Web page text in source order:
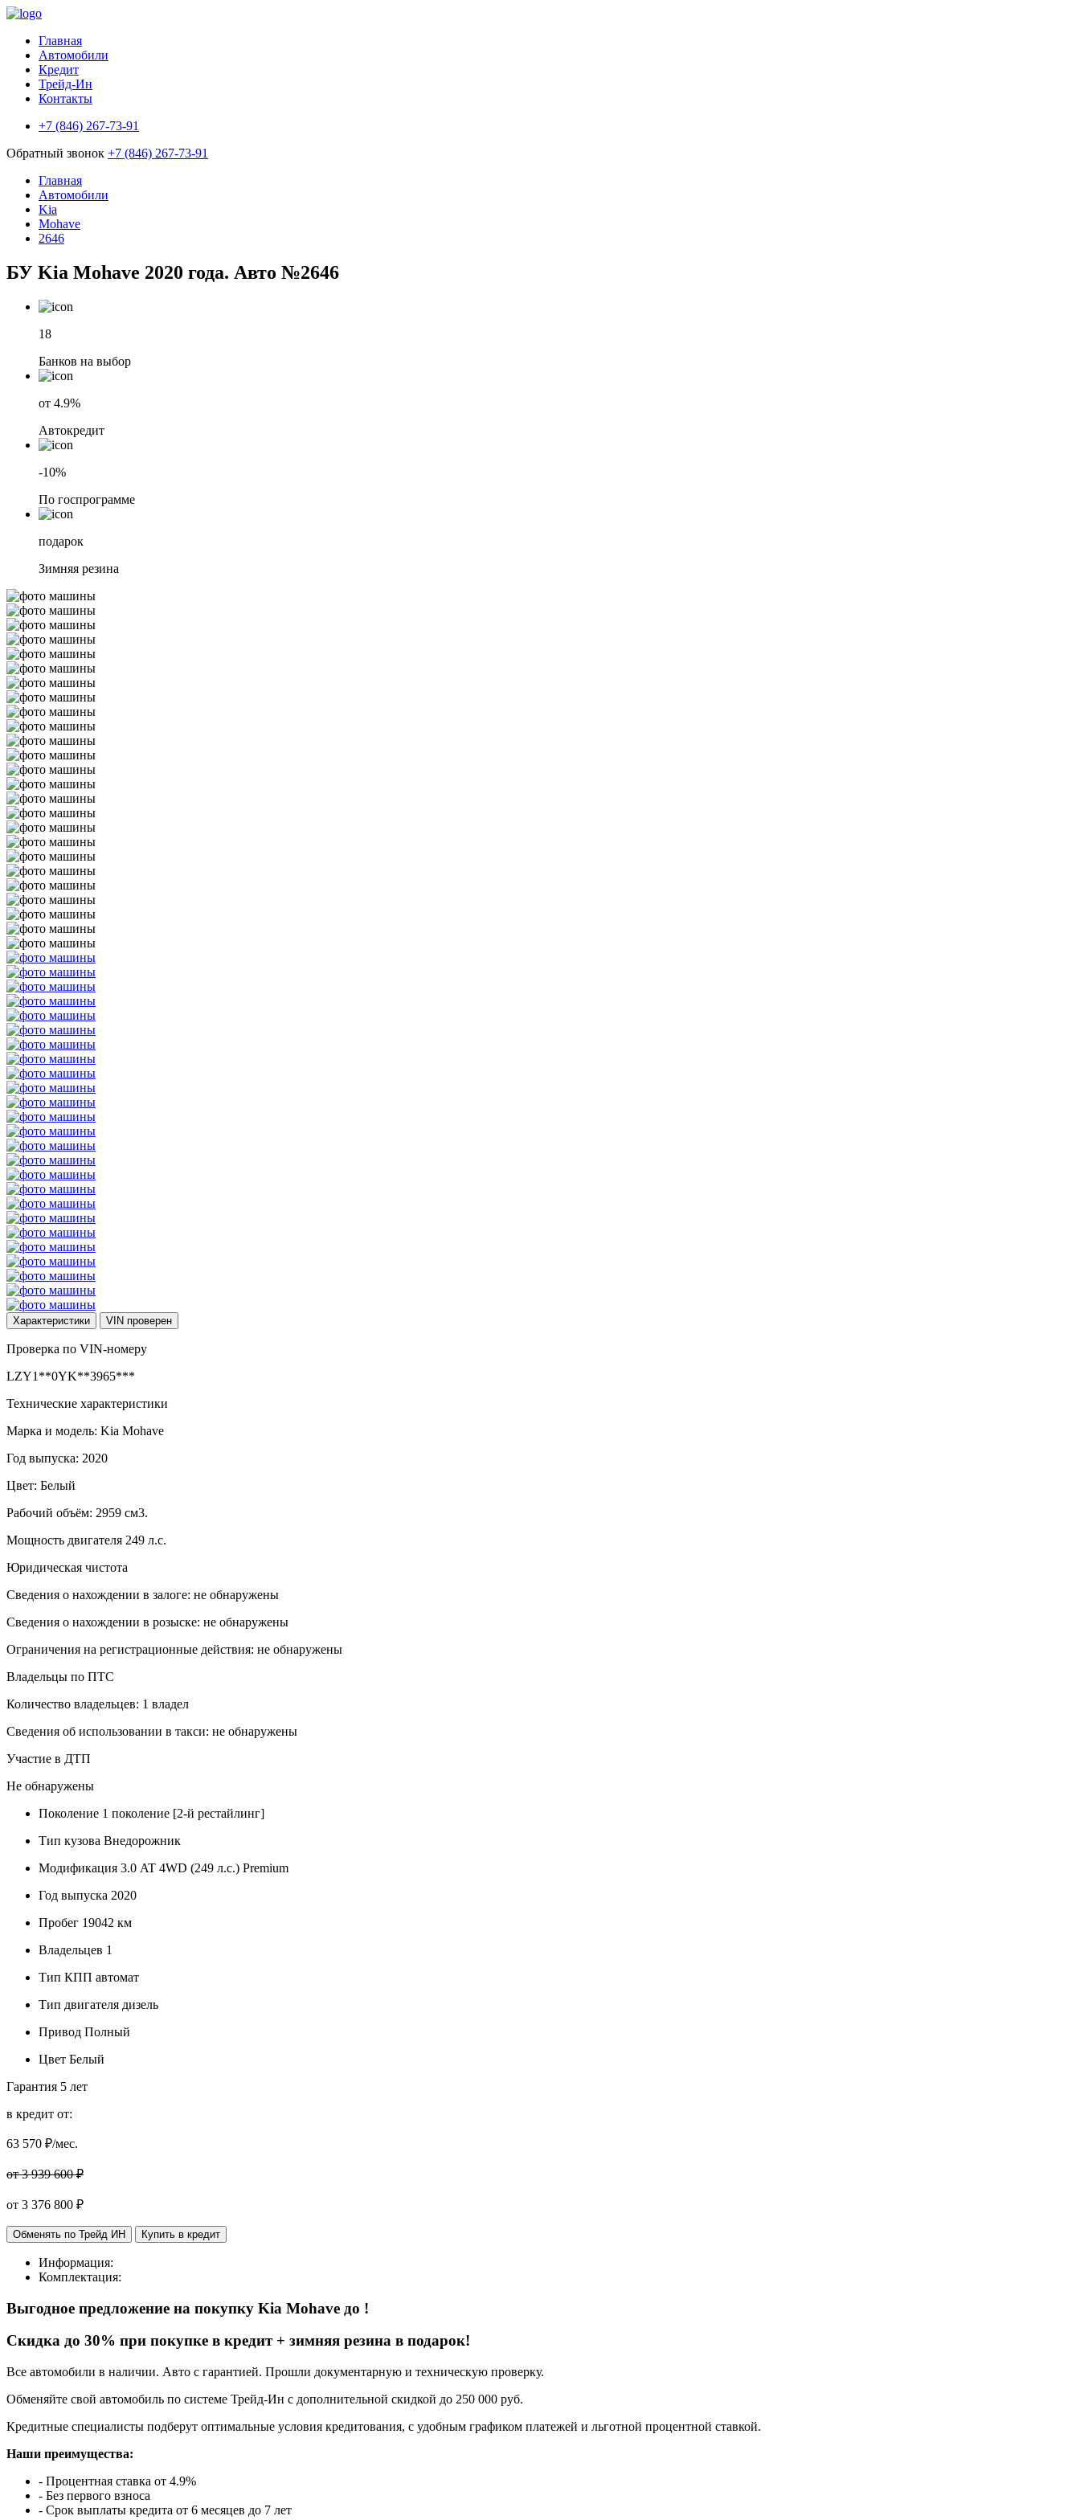
Главная
Автомобили
Кредит
Трейд-Ин
Контакты
+7 (846) 267-73-91
Обратный звонок +7 (846) 267-73-91
Главная
Автомобили
Kia
Mohave
2646
БУ Kia Mohave 2020 года. Авто №2646
18
Банков на выбор
от 4.9%
Автокредит
-10%
По госпрограмме
подарок
Зимняя резина
Характеристики VIN проверен
Проверка по VIN-номеру
LZY1**0YK**3965***
Технические характеристики
Марка и модель: Kia Mohave
Год выпуска: 2020
Цвет: Белый
Рабочий объём: 2959 см3.
Мощность двигателя 249 л.с.
Юридическая чистота
Сведения о нахождении в залоге: не обнаружены
Сведения о нахождении в розыске: не обнаружены
Ограничения на регистрационные действия: не обнаружены
Владельцы по ПТС
Количество владельцев: 1 владел
Сведения об использовании в такси: не обнаружены
Участие в ДТП
Не обнаружены
Поколение 1 поколение [2-й рестайлинг]
Тип кузова Внедорожник
Модификация 3.0 AT 4WD (249 л.с.) Premium
Год выпуска 2020
Пробег 19042 км
Владельцев 1
Тип КПП автомат
Тип двигателя дизель
Привод Полный
Цвет Белый
Гарантия 5 лет
в кредит от:
63 570 ₽/мес.
от 3 939 600 ₽
от 3 376 800 ₽
Обменять по Трейд ИН Купить в кредит
Информация:
Комплектация:
Выгодное предложение на покупку Kia Mohave до !
Cкидка до 30% при покупке в кредит + зимняя резина в подарок!
Все автомобили в наличии. Авто с гарантией. Прошли документарную и техническую проверку.
Обменяйте свой автомобиль по системе Трейд-Ин с дополнительной скидкой до 250 000 руб.
Кредитные специалисты подберут оптимальные условия кредитования, с удобным графиком платежей и льготной процентной ставкой.
Наши преимущества:
- Процентная ставка от 4.9%
- Без первого взноса
- Срок выплаты кредита от 6 месяцев до 7 лет